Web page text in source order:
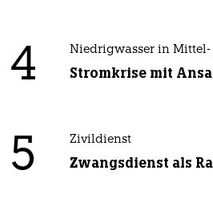
4 Niedrigwasser in Mittel-
Stromkrise mit
5 Zivildienst
Zwangsdienst als